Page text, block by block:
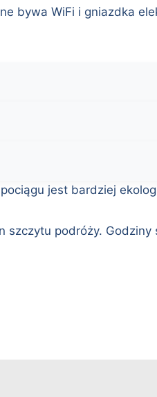
bywa WiFi i gniazdka
jest bardziej
szczytu podróży.